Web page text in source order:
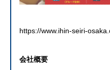
https://www.ihin-seiri-
会社概要